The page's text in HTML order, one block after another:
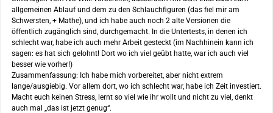
allgemeinen Ablauf und dem zu den Schlauchfiguren (das fiel mir am
Schwersten, + Mathe), und ich habe auch noch 2 alte Versionen die
öffentlich zugänglich sind, durchgemacht. In die Untertests, in denen ich
schlecht war, habe ich auch mehr Arbeit gesteckt (im Nachhinein kann ich
sagen: es hat sich gelohnt! Dort wo ich viel geübt hatte, war ich auch viel
besser wie vorher!)
Zusammenfassung: Ich habe mich vorbereitet, aber nicht extrem
lange/ausgiebig. Vor allem dort, wo ich schlecht war, habe ich Zeit investiert.
Macht euch keinen Stress, lernt so viel wie ihr wollt und nicht zu viel, denkt
auch mal „das ist jetzt genug“.